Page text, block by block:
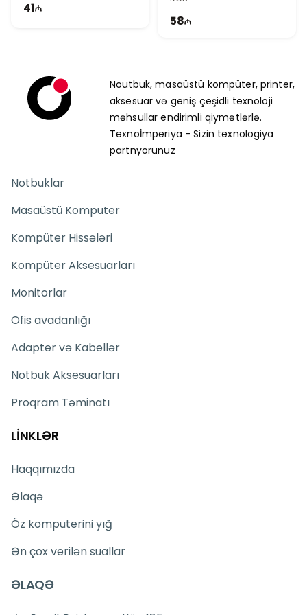
41
58
Noutbuk, masaüstü kompüter, printer,
aksesuar və geniş çeşidli texnoloji
məhsullar endirimli qiymətlərlə.
Texnoİmperiya - Sizin texnologiya
partnyorunuz
Notbuklar
Masaüstü Komputer
Kompüter Hissələri
Kompüter Aksesuarları
Monitorlar
Ofis avadanlığı
Adapter və Kabellər
Notbuk Aksesuarları
Proqram Təminatı
LİNKLƏR
Haqqımızda
Əlaqə
Öz kompüterini yığ
Ən çox verilən suallar
ƏLAQƏ